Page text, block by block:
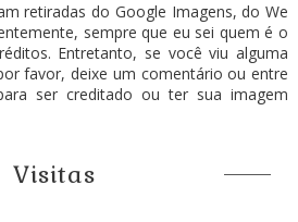
retiradas do Google Imagens, do We
sempre que eu sei quem é o
Entretanto, se você viu alguma
favor, deixe um comentário ou entre
ser creditado ou ter sua imagem
Visitas